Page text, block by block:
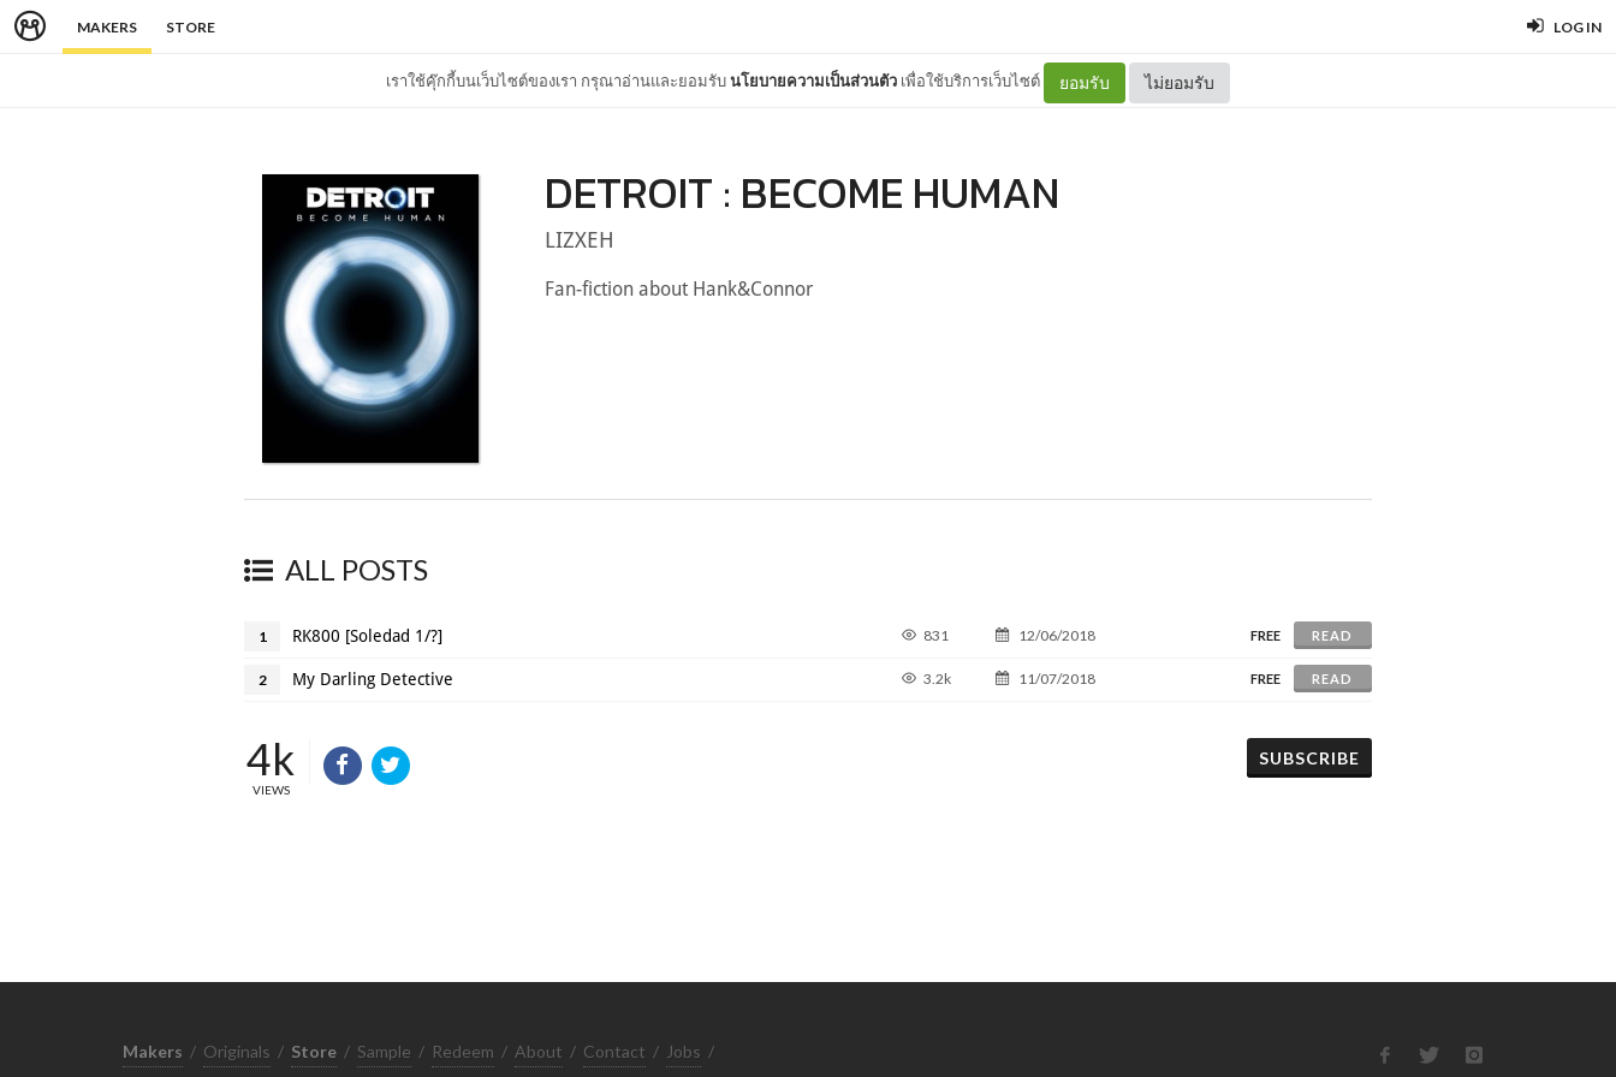
MAKERS STORE LOG IN
เราใช้คุ๊กกี้บนเว็บไซต์ของเรา กรุณาอ่านและยอมรับนโยบายความเป็นส่วนตัว เพื่อใช้บริการเว็บไซต์ ยอมรับ ไม่ยอมรับ
DETROIT : BECOME HUMAN
LIZXEH
Fan-fiction about Hank&Connor
ALL POSTS
1 RK800 [Soledad 1/?] 831 12/06/2018 FREE READ
2 My Darling Detective 3.2k 11/07/2018 FREE READ
4k
VIEWS
SUBSCRIBE
Makers / Originals / Store / Sample / Redeem / About / Contact / Jobs /